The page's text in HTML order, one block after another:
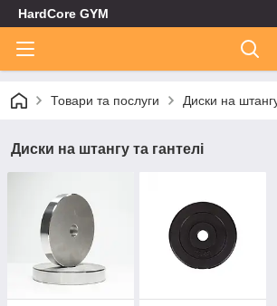
HardCore GYM
Товари та послуги Диски на
Диски на штангу та гантелі